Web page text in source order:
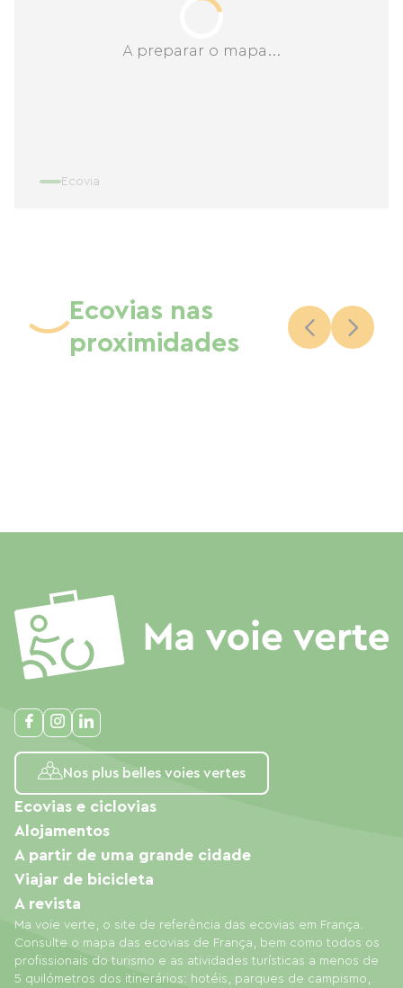
A preparar o mapa...
Ecovia
Ecovias nas
proximidades
Nos plus belles voies vertes
Ma voie verte, o site de referência das ecovias em França.
Consulte o mapa das ecovias de França, bem como todos os
profissionais do turismo e as atividades turísticas a menos de
5 quilómetros dos itinerários: hotéis, parques de campismo,
Ecovias e ciclovias
Alojamentos
A partir de uma grande cidade
Viajar de bicicleta
A revista